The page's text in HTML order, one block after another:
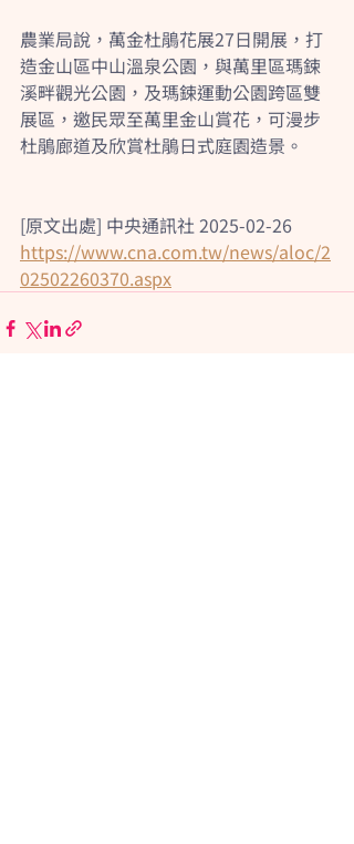
農業局說，萬金杜鵑花展27日開展，打
造金山區中山溫泉公園，與萬里區瑪鋉
溪畔觀光公園，及瑪鋉運動公園跨區雙
展區，邀民眾至萬里金山賞花，可漫步
杜鵑廊道及欣賞杜鵑日式庭園造景。
[原文出處] 中央通訊社 2025-02-26
https://www.cna.com.tw/news/aloc/2
02502260370.aspx